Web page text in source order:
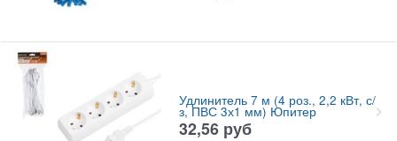
Удлинитель 7 м (4 роз., 2,2 кВт, с/
з, ПВС 3х1 мм) Юпитер
32,56 руб